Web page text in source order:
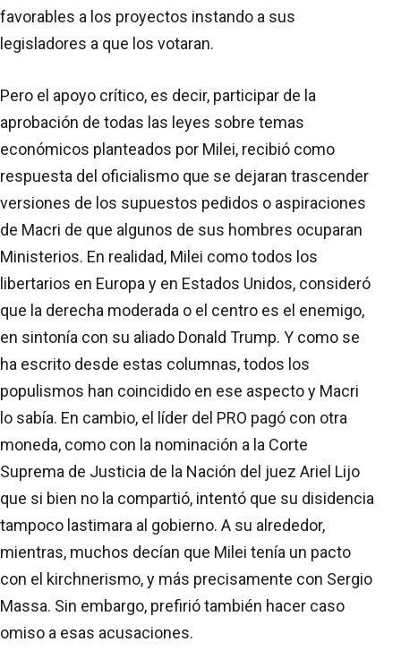
favorables a los proyectos instando a sus
legisladores a que los votaran.
Pero el apoyo crítico, es decir, participar de la
aprobación de todas las leyes sobre temas
económicos planteados por Milei, recibió como
respuesta del oficialismo que se dejaran trascender
versiones de los supuestos pedidos o aspiraciones
de Macri de que algunos de sus hombres ocuparan
Ministerios. En realidad, Milei como todos los
libertarios en Europa y en Estados Unidos, consideró
que la derecha moderada o el centro es el enemigo,
en sintonía con su aliado Donald Trump. Y como se
ha escrito desde estas columnas, todos los
populismos han coincidido en ese aspecto y Macri
lo sabía. En cambio, el líder del PRO pagó con otra
moneda, como con la nominación a la Corte
Suprema de Justicia de la Nación del juez Ariel Lijo
que si bien no la compartió, intentó que su disidencia
tampoco lastimara al gobierno. A su alrededor,
mientras, muchos decían que Milei tenía un pacto
con el kirchnerismo, y más precisamente con Sergio
Massa. Sin embargo, prefirió también hacer caso
omiso a esas acusaciones.